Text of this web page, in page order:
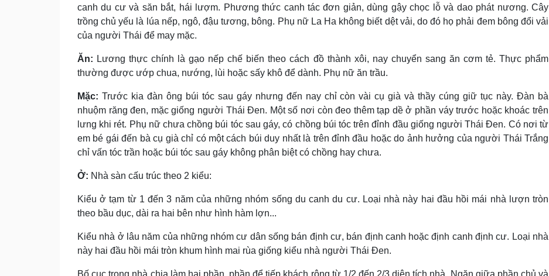
canh du cư và săn bắt, hái lượm. Phương thức canh tác đơn giản, dùng gậy chọc lỗ và dao phát nương. Cây
trồng chủ yếu là lúa nếp, ngô, đậu tương, bông. Phụ nữ La Ha không biết dệt vải, do đó họ phải đem bông đổi vải
của người Thái để may mặc.
Ăn: Lương thực chính là gạo nếp chế biến theo cách đồ thành xôi, nay chuyển sang ăn cơm tẻ. Thực phẩm
thường được ướp chua, nướng, lùi hoặc sấy khô để dành. Phụ nữ ăn trầu.
Mặc: Trước kia đàn ông búi tóc sau gáy nhưng đến nay chỉ còn vài cụ già và thầy cúng giữ tục này. Ðàn bà
nhuộm răng đen, mặc giống người Thái Ðen. Một số nơi còn đeo thêm tạp dề ở phần váy trước hoặc khoác trên
lưng khi rét. Phụ nữ chưa chồng búi tóc sau gáy, có chồng búi tóc trên đỉnh đầu giống người Thái Ðen. Có nơi từ
em bé gái đến bà cụ già chỉ có một cách búi duy nhất là trên đỉnh đầu hoặc do ảnh hưởng của người Thái Trắng
chỉ vấn tóc trần hoặc búi tóc sau gáy không phân biệt có chồng hay chưa.
Ở: Nhà sàn cấu trúc theo 2 kiểu:
Kiểu ở tạm từ 1 đến 3 năm của những nhóm sống du canh du cư. Loại nhà này hai đầu hồi mái nhà lượn tròn
theo bầu dục, dài ra hai bên như hình hàm lợn...
Kiểu nhà ở lâu năm của những nhóm cư dân sống bán định cư, bán định canh hoặc định canh định cư. Loại nhà
này hai đầu hồi mái tròn khum hình mai rùa giống kiểu nhà người Thái Ðen.